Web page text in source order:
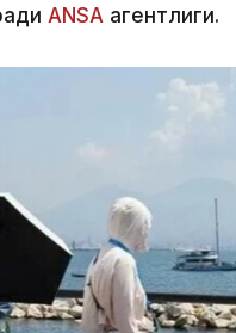
ANSA агентлиги.